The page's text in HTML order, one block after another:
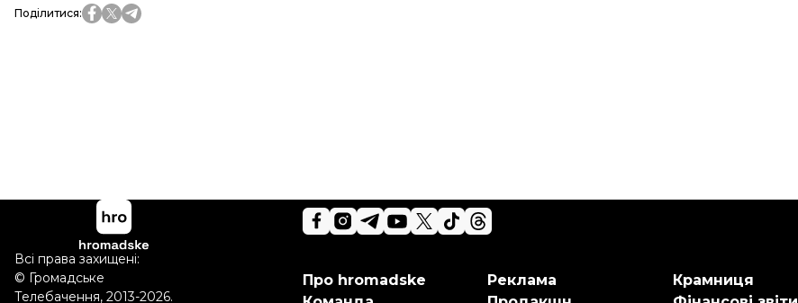
Поділитися:
Про hromadske
Реклама
Крамниця
Всі права захищені:
© Громадське
Телебачення, 2013-2026.